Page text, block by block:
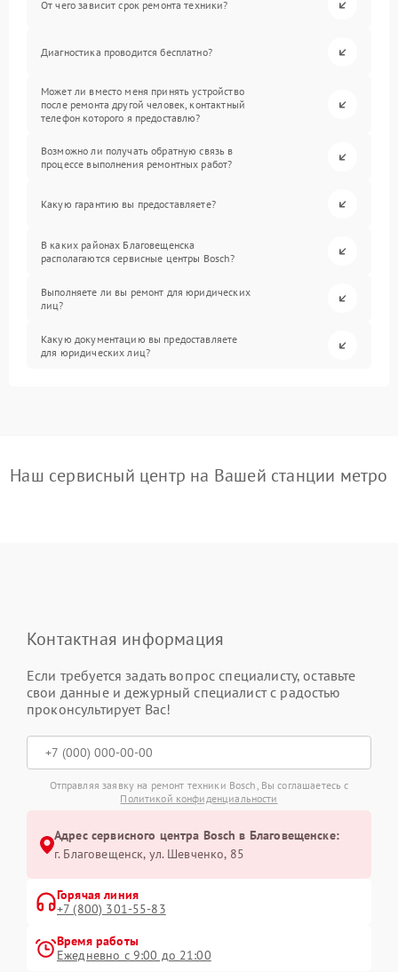
От чего зависит срок ремонта техники?
Диагностика проводится бесплатно?
Может ли вместо меня принять устройство
после ремонта другой человек, контактный
телефон которого я предоставлю?
Возможно ли получать обратную связь в
процессе выполнения ремонтных работ?
Какую гарантию вы предоставляете?
В каких районах Благовещенска
располагаются сервисные центры Bosch?
Выполняете ли вы ремонт для юридических
лиц?
Какую документацию вы предоставляете
для юридических лиц?
Наш сервисный центр на Вашей станции метро
Контактная информация
Если требуется задать вопрос специалисту, оставьте
свои данные и дежурный специалист с радостью
проконсультирует Вас!
Отправляя заявку на ремонт техники Bosch, Вы соглашаетесь с
Политикой конфиденциальности
Адрес сервисного центра Bosch в Благовещенске:
г. Благовещенск, ул. Шевченко, 85
Горячая линия
+7 (800) 301-55-83
Время работы
Ежедневно с 9:00 до 21:00